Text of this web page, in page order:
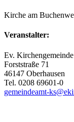
Kirche am
Veranstalter:
Ev.
Forststraße 71
46147 Oberhausen
Tel. 0208 69601-0
gemeindeamt-